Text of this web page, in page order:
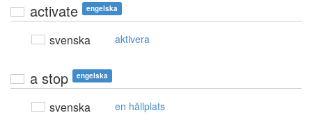
activate engelska
svenska aktivera
a stop engelska
svenska en hållplats